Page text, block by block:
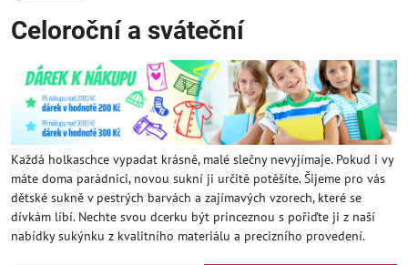
Celoroční a sváteční
Každá holkaschce vypadat krásně, malé slečny nevyjímaje. Pokud i vy
máte doma parádnici, novou sukní ji určitě potěšíte. Šijeme pro vás
dětské sukně v pestrých barvách a zajímavých vzorech, které se
dívkám líbí. Nechte svou dcerku být princeznou s pořiďte ji z naší
nabídky sukýnku z kvalitního materiálu a precizního provedení.